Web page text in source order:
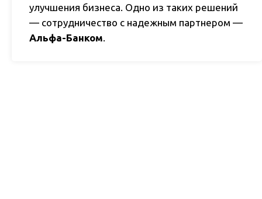
улучшения бизнеса. Одно из таких решений
— сотрудничество с надежным партнером —
Альфа-Банком.